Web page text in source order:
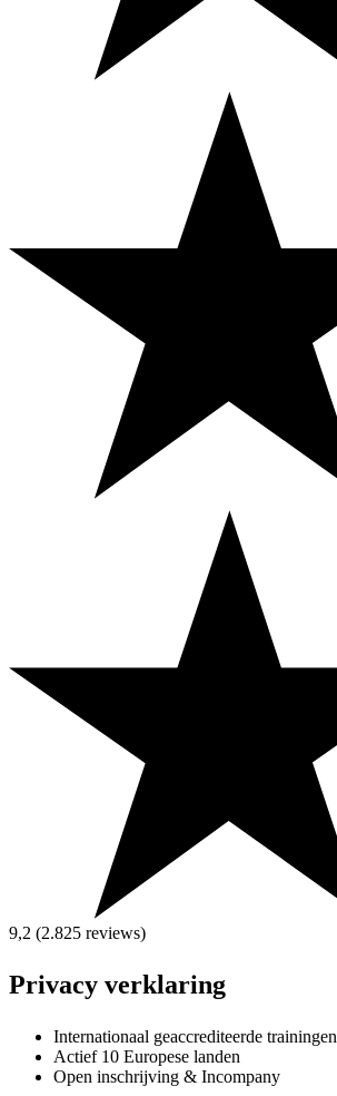
9,2 (2.825 reviews)
Privacy verklaring
Internationaal geaccrediteerde trainingen
Actief 10 Europese landen
Open inschrijving & Incompany